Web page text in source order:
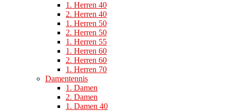
1. Herren 40
2. Herren 40
1. Herren 50
2. Herren 50
1. Herren 55
1. Herren 60
2. Herren 60
1. Herren 70
Damentennis
1. Damen
2. Damen
1. Damen 40